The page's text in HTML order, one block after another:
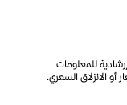
للمعلومات
الانزلاق السعري.